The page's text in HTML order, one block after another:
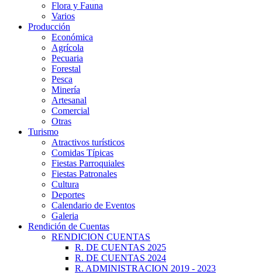
Flora y Fauna
Varios
Producción
Económica
Agrícola
Pecuaria
Forestal
Pesca
Minería
Artesanal
Comercial
Otras
Turismo
Atractivos turísticos
Comidas Típicas
Fiestas Parroquiales
Fiestas Patronales
Cultura
Deportes
Calendario de Eventos
Galeria
Rendición de Cuentas
RENDICION CUENTAS
R. DE CUENTAS 2025
R. DE CUENTAS 2024
R. ADMINISTRACION 2019 - 2023